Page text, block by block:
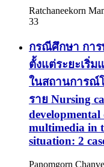
Ratchaneekorn
33
กรณีศึกษา กา
ตั้งแต่ระยะเริ่
ในสถานการณ์
ราย Nursing
multimedia in
situation: 2
Panomgorn